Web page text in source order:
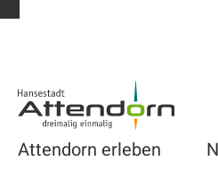
Attendorn erleben